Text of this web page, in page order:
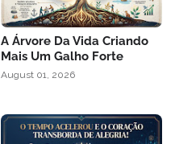
A Árvore Da Vida Criando
Mais Um Galho Forte
August 01, 2026